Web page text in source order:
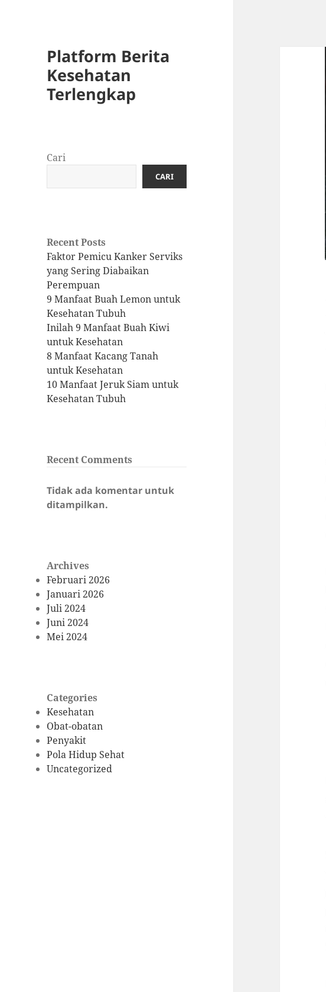
Platform Berita
Kesehatan
Terlengkap
Cari
CARI
Recent Posts
Faktor Pemicu Kanker Serviks
yang Sering Diabaikan
Perempuan
9 Manfaat Buah Lemon untuk
Kesehatan Tubuh
Inilah 9 Manfaat Buah Kiwi
untuk Kesehatan
8 Manfaat Kacang Tanah
untuk Kesehatan
10 Manfaat Jeruk Siam untuk
Kesehatan Tubuh
Recent Comments
Tidak ada komentar untuk
ditampilkan.
Archives
Februari 2026
Januari 2026
Juli 2024
Juni 2024
Mei 2024
Categories
Kesehatan
Obat-obatan
Penyakit
Pola Hidup Sehat
Uncategorized